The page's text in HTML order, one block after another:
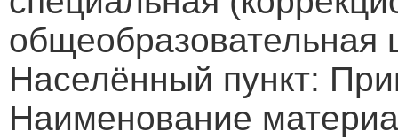
общеобразовательная
Населённый пункт:
Наименование